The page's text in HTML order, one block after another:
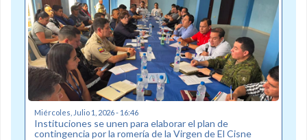
Miércoles, Julio 1, 2026 - 16:46
Instituciones se unen para elaborar el plan de
contingencia por la romería de la Virgen de El Cisne